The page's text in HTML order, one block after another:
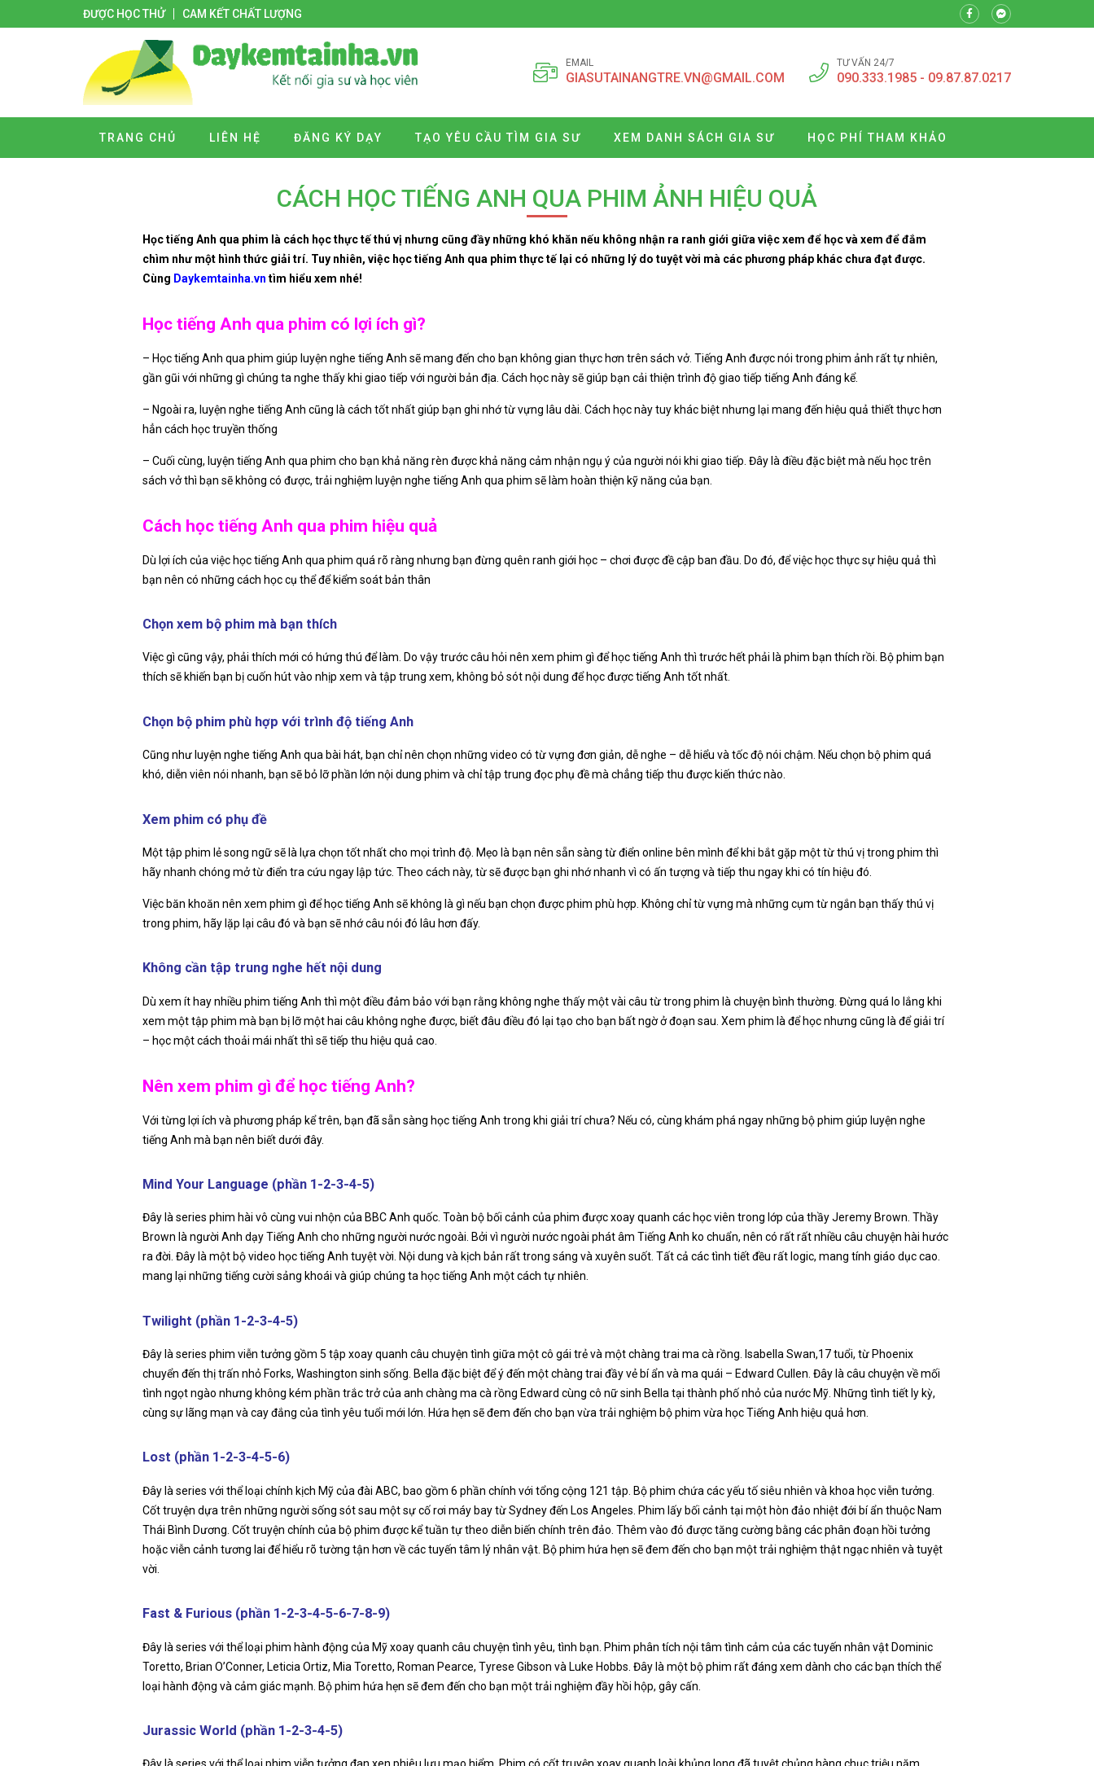
ĐƯỢC HỌC THỬ CAM KẾT CHẤT LƯỢNG
EMAIL
GIASUTAINANGTRE.VN@GMAIL.COM
TƯ VẤN 24/7
090.333.1985 - 09.87.87.0217
TRANG CHỦ LIÊN HỆ ĐĂNG KÝ DẠY TẠO YÊU CẦU TÌM GIA SƯ XEM DANH SÁCH GIA SƯ HỌC PHÍ THAM KHẢO
CÁCH HỌC TIẾNG ANH QUA PHIM ẢNH HIỆU QUẢ
Học tiếng Anh qua phim là cách học thực tế thú vị nhưng cũng đầy những khó khăn nếu không nhận ra ranh giới giữa việc xem để học và xem để đắm
chìm như một hình thức giải trí. Tuy nhiên, việc học tiếng Anh qua phim thực tế lại có những lý do tuyệt vời mà các phương pháp khác chưa đạt được.
Cùng Daykemtainha.vn tìm hiểu xem nhé!
Học tiếng Anh qua phim có lợi ích gì?
– Học tiếng Anh qua phim giúp luyện nghe tiếng Anh sẽ mang đến cho bạn không gian thực hơn trên sách vở. Tiếng Anh được nói trong phim ảnh rất tự nhiên,
gần gũi với những gì chúng ta nghe thấy khi giao tiếp với người bản địa. Cách học này sẽ giúp bạn cải thiện trình độ giao tiếp tiếng Anh đáng kể.
– Ngoài ra, luyện nghe tiếng Anh cũng là cách tốt nhất giúp bạn ghi nhớ từ vựng lâu dài. Cách học này tuy khác biệt nhưng lại mang đến hiệu quả thiết thực hơn
hẳn cách học truyền thống
– Cuối cùng, luyện tiếng Anh qua phim cho bạn khả năng rèn được khả năng cảm nhận ngụ ý của người nói khi giao tiếp. Đây là điều đặc biệt mà nếu học trên
sách vở thì bạn sẽ không có được, trải nghiệm luyện nghe tiếng Anh qua phim sẽ làm hoàn thiện kỹ năng của bạn.
Cách học tiếng Anh qua phim hiệu quả
Dù lợi ích của việc học tiếng Anh qua phim quá rõ ràng nhưng bạn đừng quên ranh giới học – chơi được đề cập ban đầu. Do đó, để việc học thực sự hiệu quả thì
bạn nên có những cách học cụ thể để kiểm soát bản thân
Chọn xem bộ phim mà bạn thích
Việc gì cũng vậy, phải thích mới có hứng thú để làm. Do vậy trước câu hỏi nên xem phim gì để học tiếng Anh thì trước hết phải là phim bạn thích rồi. Bộ phim bạn
thích sẽ khiến bạn bị cuốn hút vào nhịp xem và tập trung xem, không bỏ sót nội dung để học được tiếng Anh tốt nhất.
Chọn bộ phim phù hợp với trình độ tiếng Anh
Cũng như luyện nghe tiếng Anh qua bài hát, bạn chỉ nên chọn những video có từ vựng đơn giản, dễ nghe – dễ hiểu và tốc độ nói chậm. Nếu chọn bộ phim quá
khó, diễn viên nói nhanh, bạn sẽ bỏ lỡ phần lớn nội dung phim và chỉ tập trung đọc phụ đề mà chẳng tiếp thu được kiến thức nào.
Xem phim có phụ đề
Một tập phim lẻ song ngữ sẽ là lựa chọn tốt nhất cho mọi trình độ. Mẹo là bạn nên sẵn sàng từ điển online bên mình để khi bắt gặp một từ thú vị trong phim thì
hãy nhanh chóng mở từ điển tra cứu ngay lập tức. Theo cách này, từ sẽ được bạn ghi nhớ nhanh vì có ấn tượng và tiếp thu ngay khi có tín hiệu đó.
Việc băn khoăn nên xem phim gì để học tiếng Anh sẽ không là gì nếu bạn chọn được phim phù hợp. Không chỉ từ vựng mà những cụm từ ngắn bạn thấy thú vị
trong phim, hãy lặp lại câu đó và bạn sẽ nhớ câu nói đó lâu hơn đấy.
Không cần tập trung nghe hết nội dung
Dù xem ít hay nhiều phim tiếng Anh thì một điều đảm bảo với bạn rằng không nghe thấy một vài câu từ trong phim là chuyện bình thường. Đừng quá lo lắng khi
xem một tập phim mà bạn bị lỡ một hai câu không nghe được, biết đâu điều đó lại tạo cho bạn bất ngờ ở đoạn sau. Xem phim là để học nhưng cũng là để giải trí
– học một cách thoải mái nhất thì sẽ tiếp thu hiệu quả cao.
Nên xem phim gì để học tiếng Anh?
Với từng lợi ích và phương pháp kể trên, bạn đã sẵn sàng học tiếng Anh trong khi giải trí chưa? Nếu có, cùng khám phá ngay những bộ phim giúp luyện nghe
tiếng Anh mà bạn nên biết dưới đây.
Mind Your Language (phần 1-2-3-4-5)
Đây là series phim hài vô cùng vui nhộn của BBC Anh quốc. Toàn bộ bối cảnh của phim được xoay quanh các học viên trong lớp của thầy Jeremy Brown. Thầy
Brown là người Anh dạy Tiếng Anh cho những người nước ngoài. Bởi vì người nước ngoài phát âm Tiếng Anh ko chuẩn, nên có rất rất nhiều câu chuyện hài hước
ra đời. Đây là một bộ video học tiếng Anh tuyệt vời. Nội dung và kịch bản rất trong sáng và xuyên suốt. Tất cả các tình tiết đều rất logic, mang tính giáo dục cao.
mang lại những tiếng cười sảng khoái và giúp chúng ta học tiếng Anh một cách tự nhiên.
Twilight (phần 1-2-3-4-5)
Đây là series phim viễn tưởng gồm 5 tập xoay quanh câu chuyện tình giữa một cô gái trẻ và một chàng trai ma cà rồng. Isabella Swan,17 tuổi, từ Phoenix
chuyển đến thị trấn nhỏ Forks, Washington sinh sống. Bella đặc biệt để ý đến một chàng trai đầy vẻ bí ẩn và ma quái – Edward Cullen. Đây là câu chuyện về mối
tình ngọt ngào nhưng không kém phần trắc trở của anh chàng ma cà rồng Edward cùng cô nữ sinh Bella tại thành phố nhỏ của nước Mỹ. Những tình tiết ly kỳ,
cùng sự lãng mạn và cay đắng của tình yêu tuổi mới lớn. Hứa hẹn sẽ đem đến cho bạn vừa trải nghiệm bộ phim vừa học Tiếng Anh hiệu quả hơn.
Lost (phần 1-2-3-4-5-6)
Đây là series với thể loại chính kịch Mỹ của đài ABC, bao gồm 6 phần chính với tổng cộng 121 tập. Bộ phim chứa các yếu tố siêu nhiên và khoa học viễn tưởng.
Cốt truyện dựa trên những người sống sót sau một sự cố rơi máy bay từ Sydney đến Los Angeles. Phim lấy bối cảnh tại một hòn đảo nhiệt đới bí ẩn thuộc Nam
Thái Bình Dương. Cốt truyện chính của bộ phim được kể tuần tự theo diễn biến chính trên đảo. Thêm vào đó được tăng cường bằng các phân đoạn hồi tưởng
hoặc viễn cảnh tương lai để hiểu rõ tường tận hơn về các tuyến tâm lý nhân vật. Bộ phim hứa hẹn sẽ đem đến cho bạn một trải nghiệm thật ngạc nhiên và tuyệt
vời.
Fast & Furious (phần 1-2-3-4-5-6-7-8-9)
Đây là series với thể loại phim hành động của Mỹ xoay quanh câu chuyện tình yêu, tình bạn. Phim phân tích nội tâm tình cảm của các tuyến nhân vật Dominic
Toretto, Brian O’Conner, Leticia Ortiz, Mia Toretto, Roman Pearce, Tyrese Gibson và Luke Hobbs. Đây là một bộ phim rất đáng xem dành cho các bạn thích thể
loại hành động và cảm giác mạnh. Bộ phim hứa hẹn sẽ đem đến cho bạn một trải nghiệm đầy hồi hộp, gây cấn.
Jurassic World (phần 1-2-3-4-5)